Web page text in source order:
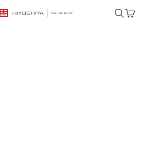
HIYOSHIYA ONLINE SHOP
搜尋購物車